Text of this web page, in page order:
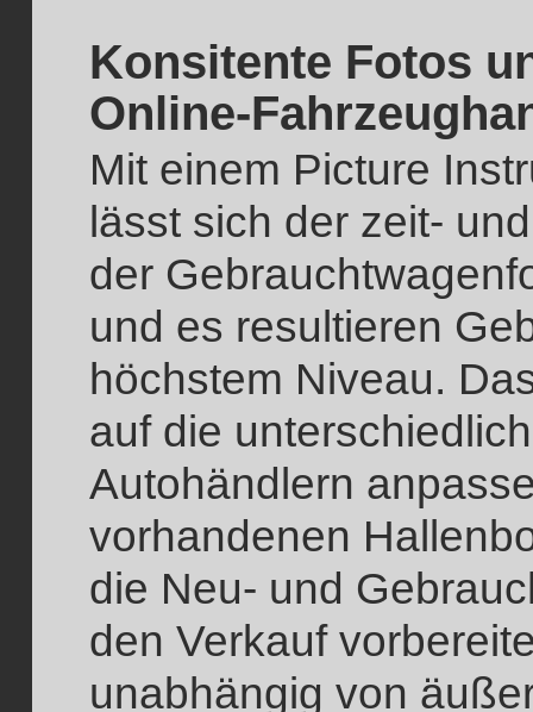
Konsitente Fotos
Online-
Mit einem Picture
lässt sich der zeit-
der
und es resultieren
höchstem Niveau.
auf die
Autohändlern
vorhandenen
die Neu- und
den Verkauf
unabhängig von